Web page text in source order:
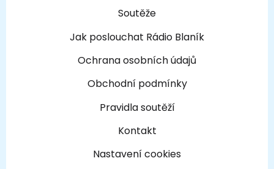
Soutěže
Jak poslouchat Rádio Blaník
Ochrana osobních údajů
Obchodní podmínky
Pravidla soutěží
Kontakt
Nastavení cookies